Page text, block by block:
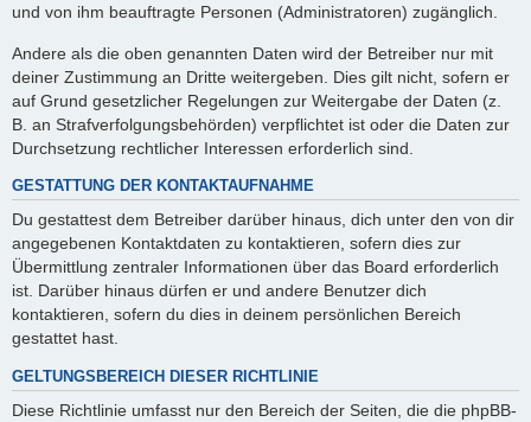
und von ihm beauftragte Personen (Administratoren) zugänglich.
Andere als die oben genannten Daten wird der Betreiber nur mit
deiner Zustimmung an Dritte weitergeben. Dies gilt nicht, sofern er
auf Grund gesetzlicher Regelungen zur Weitergabe der Daten (z.
B. an Strafverfolgungsbehörden) verpflichtet ist oder die Daten zur
Durchsetzung rechtlicher Interessen erforderlich sind.
GESTATTUNG DER KONTAKTAUFNAHME
Du gestattest dem Betreiber darüber hinaus, dich unter den von dir
angegebenen Kontaktdaten zu kontaktieren, sofern dies zur
Übermittlung zentraler Informationen über das Board erforderlich
ist. Darüber hinaus dürfen er und andere Benutzer dich
kontaktieren, sofern du dies in deinem persönlichen Bereich
gestattet hast.
GELTUNGSBEREICH DIESER RICHTLINIE
Diese Richtlinie umfasst nur den Bereich der Seiten, die die phpBB-